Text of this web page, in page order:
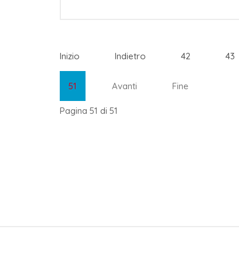
Inizio Indietro 42 43
51 Avanti Fine
Pagina 51 di 51